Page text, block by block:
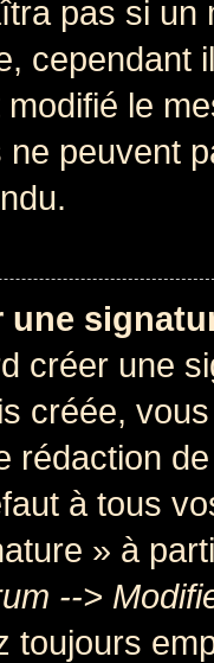
pas si
cependant
modifié le
peuvent
créer une
créée,
rédaction
à tous
» à
-->
toujours